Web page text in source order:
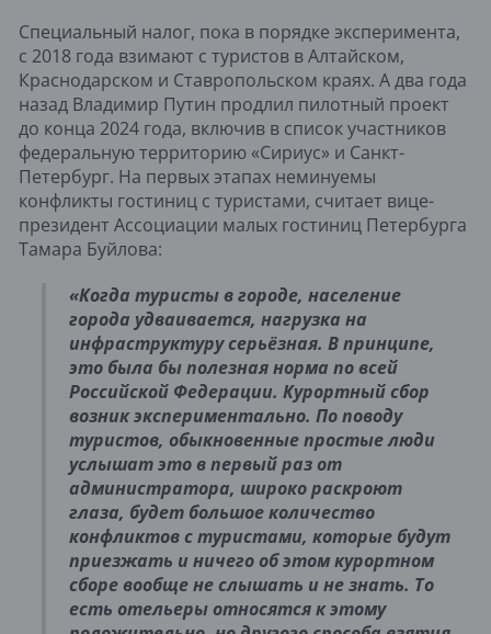
Специальный налог, пока в порядке эксперимента,
с 2018 года взимают с туристов в Алтайском,
Краснодарском и Ставропольском краях. А два года
назад Владимир Путин продлил пилотный проект
до конца 2024 года, включив в список участников
федеральную территорию «Сириус» и Санкт-
Петербург. На первых этапах неминуемы
конфликты гостиниц с туристами, считает вице-
президент Ассоциации малых гостиниц Петербурга
Тамара Буйлова:
«Когда туристы в городе, население
города удваивается, нагрузка на
инфраструктуру серьёзная. В принципе,
это была бы полезная норма по всей
Российской Федерации. Курортный сбор
возник экспериментально. По поводу
туристов, обыкновенные простые люди
услышат это в первый раз от
администратора, широко раскроют
глаза, будет большое количество
конфликтов с туристами, которые будут
приезжать и ничего об этом курортном
сборе вообще не слышать и не знать. То
есть отельеры относятся к этому